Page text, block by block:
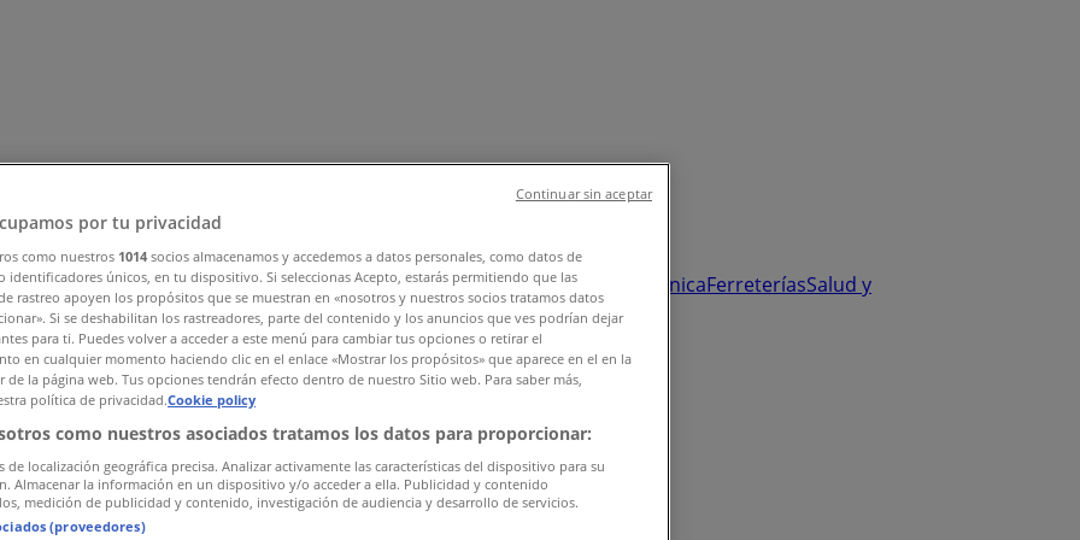
Zapatos y AccesoriosEl Regreso A ClasesHogarFarmacias y Salud ElectrónicaFerreteríasSalud y
y PapeleríasOcioNiñosViajes y EntretenimientoÓpticas
por tu privacidad
como nuestros 1014 socios almacenamos y accedemos a datos personales, como datos de
identificadores únicos, en tu dispositivo. Si seleccionas Acepto, estarás permitiendo que las
rastreo apoyen los propósitos que se muestran en «nosotros y nuestros socios tratamos datos
Si se deshabilitan los rastreadores, parte del contenido y los anuncios que ves podrían dejar
para ti. Puedes volver a acceder a este menú para cambiar tus opciones o retirar el
en cualquier momento haciendo clic en el enlace «Mostrar los propósitos» que aparece en el en la
de la página web. Tus opciones tendrán efecto dentro de nuestro Sitio web. Para saber más,
política de privacidad.Cookie policy
como nuestros asociados tratamos los datos para proporcionar:
de localización geográfica precisa. Analizar activamente las características del dispositivo para su
Almacenar la información en un dispositivo y/o acceder a ella. Publicidad y contenido
medición de publicidad y contenido, investigación de audiencia y desarrollo de servicios.
(proveedores)
Continuar sin aceptar